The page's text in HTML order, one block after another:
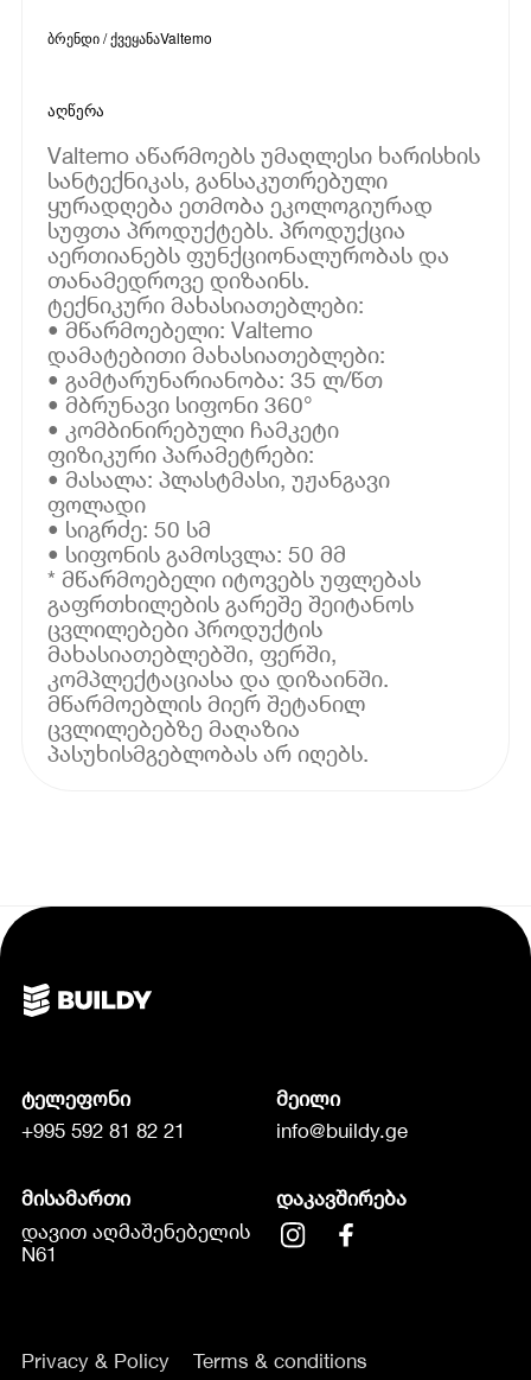
ბრენდი / ქვეყანაValtemo
აღწერა
Valtemo აწარმოებს უმაღლესი ხარისხის
სანტექნიკას, განსაკუთრებული
ყურადღება ეთმობა ეკოლოგიურად
სუფთა პროდუქტებს. პროდუქცია
აერთიანებს ფუნქციონალურობას და
თანამედროვე დიზაინს.
ტექნიკური მახასიათებლები:
• მწარმოებელი: Valtemo
დამატებითი მახასიათებლები:
• გამტარუნარიანობა: 35 ლ/წთ
• მბრუნავი სიფონი 360°
• კომბინირებული ჩამკეტი
ფიზიკური პარამეტრები:
• მასალა: პლასტმასი, უჟანგავი
ფოლადი
• სიგრძე: 50 სმ
• სიფონის გამოსვლა: 50 მმ
* მწარმოებელი იტოვებს უფლებას
გაფრთხილების გარეშე შეიტანოს
ცვლილებები პროდუქტის
მახასიათებლებში, ფერში,
კომპლექტაციასა და დიზაინში.
მწარმოებლის მიერ შეტანილ
ცვლილებებზე მაღაზია
პასუხისმგებლობას არ იღებს.
ტელეფონი
+995 592 81 82 21
მეილი
info@buildy.ge
მისამართი
დავით აღმაშენებელის
N61
დაკავშირება
Privacy & Policy Terms & conditions